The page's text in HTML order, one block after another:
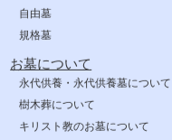
自由墓
規格墓
お墓について
永代供養・永代供養墓について
樹木葬について
キリスト教のお墓について